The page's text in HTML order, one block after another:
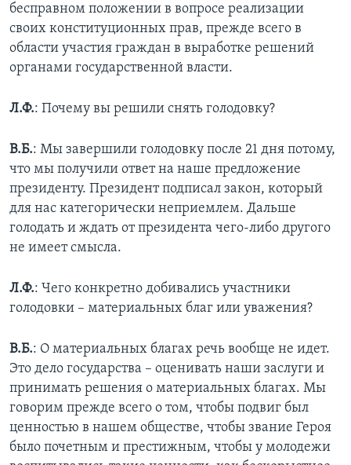
бесправном положении в вопросе реализации
своих конституционных прав, прежде всего в
области участия граждан в выработке решений
органами государственной власти.
Л.Ф.: Почему вы решили снять голодовку?
В.Б.: Мы завершили голодовку после 21 дня потому,
что мы получили ответ на наше предложение
президенту. Президент подписал закон, который
для нас категорически неприемлем. Дальше
голодать и ждать от президента чего-либо другого
не имеет смысла.
Л.Ф.: Чего конкретно добивались участники
голодовки – материальных благ или уважения?
В.Б.: О материальных благах речь вообще не идет.
Это дело государства – оценивать наши заслуги и
принимать решения о материальных благах. Мы
говорим прежде всего о том, чтобы подвиг был
ценностью в нашем обществе, чтобы звание Героя
было почетным и престижным, чтобы у молодежи